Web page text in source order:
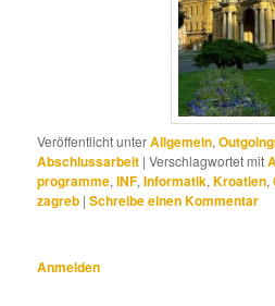
Veröffentlicht unterAllgemein,
Abschlussarbeit |Verschlagwortet mit
programme,INF,Informatik,Kroatien,
zagreb |Schreibe einen Kommentar
Anmelden